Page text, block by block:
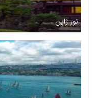
تور ژاپن